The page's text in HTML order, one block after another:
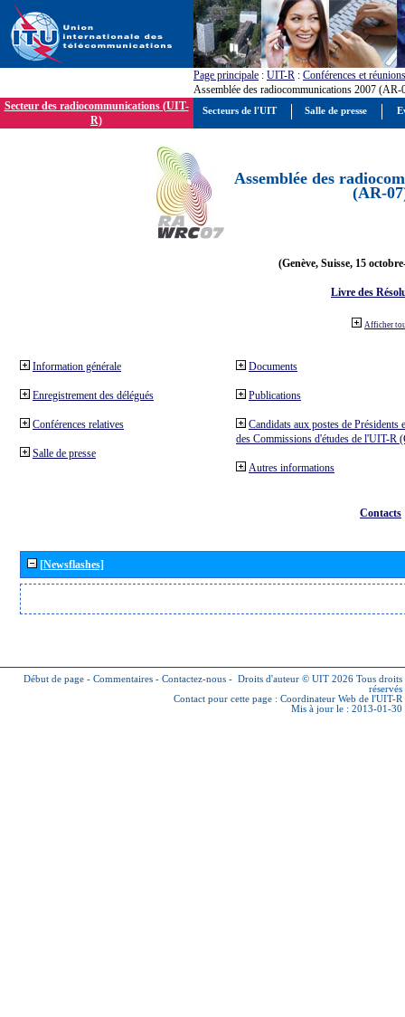
Page principale : UIT-R : Conférences et réunions
Assemblée des radiocommunications 2007 (AR-
Secteur des radiocommunications (UIT-
R)
Assemblée des
(AR-
(Genève, Suisse, 15
Livre des
Afficher
Information générale
Enregistrement des délégués
Conférences relatives
Salle de presse
Documents
Publications
Candidats aux postes de Présidents
des Commissions d'études de l'UIT-R
Autres informations
Contacts
[Newsflashes]
Début de page - Commentaires - Contactez-nous - Droits d'auteur © UIT 2026 Tous droits
réservés
Contact pour cette page : Coordinateur Web de l'UIT-R
Mis à jour le : 2013-01-30
Secteurs de l'UIT Salle de presse